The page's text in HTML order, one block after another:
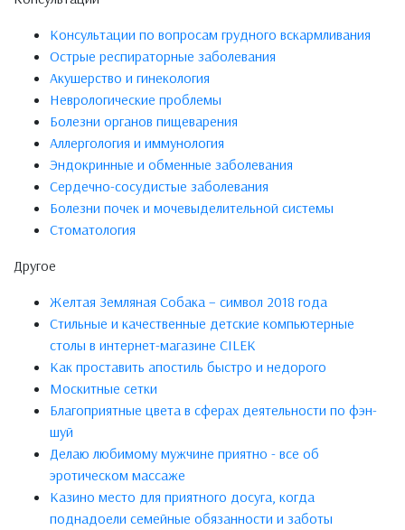
Консультации по вопросам грудного вскармливания
Острые респираторные заболевания
Акушерство и гинекология
Неврологические проблемы
Болезни органов пищеварения
Аллергология и иммунология
Эндокринные и обменные заболевания
Сердечно-сосудистые заболевания
Болезни почек и мочевыделительной системы
Стоматология
Другое
Желтая Земляная Собака – символ 2018 года
Стильные и качественные детские компьютерные
столы в интернет-магазине CILEK
Как проставить апостиль быстро и недорого
Москитные сетки
Благоприятные цвета в сферах деятельности по фэн-
шуй
Делаю любимому мужчине приятно - все об
эротическом массаже
Казино место для приятного досуга, когда
поднадоели семейные обязанности и заботы